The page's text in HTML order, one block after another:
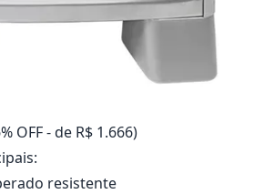
OFF - de R$ 1.666)
resistente